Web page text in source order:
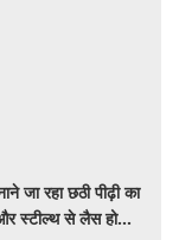
जा रहा छठी पीढ़ी का
स्टील्थ से लैस होगा